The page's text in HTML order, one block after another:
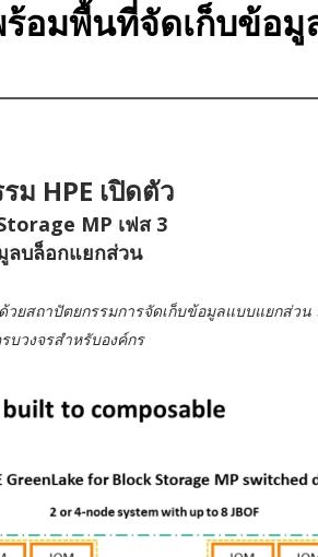
ร้อมพื้นที่จัดเก็บข้อมู
ม HPE เปิดตัว
MP เฟส 3
ลบล็อกแยกส่วน
ยสถาปัตยกรรมการจัดเก็บข้อมูลแบบแยกส่วน
บวงจรสำหรับองค์กร